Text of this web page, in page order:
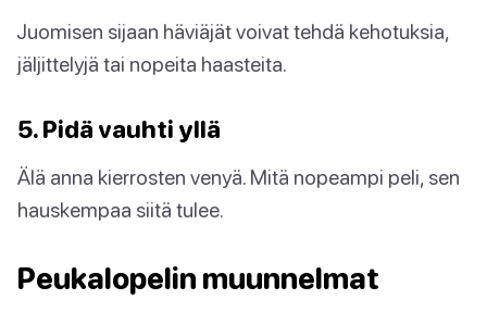
Juomisen sijaan häviäjät voivat tehdä kehotuksia,
jäljittelyjä tai nopeita haasteita.
5. Pidä vauhti yllä
Älä anna kierrosten venyä. Mitä nopeampi peli, sen
hauskempaa siitä tulee.
Peukalopelin muunnelmat